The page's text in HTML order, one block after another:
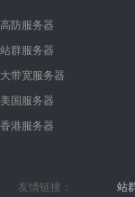
高防服务器
站群服务器
大带宽服务器
美国服务器
香港服务器
友情链接： 站